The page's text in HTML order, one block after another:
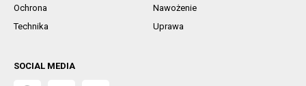
Ochrona
Nawożenie
Technika
Uprawa
SOCIAL MEDIA